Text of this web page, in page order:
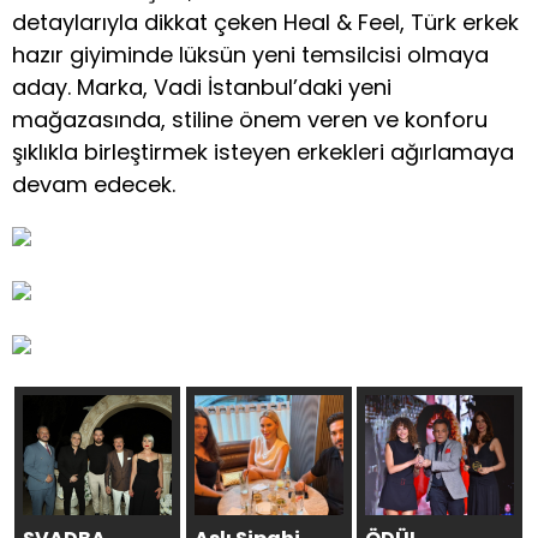
detaylarıyla dikkat çeken Heal & Feel, Türk erkek
hazır giyiminde lüksün yeni temsilcisi olmaya
aday. Marka, Vadi İstanbul’daki yeni
mağazasında, stiline önem veren ve konforu
şıklıkla birleştirmek isteyen erkekleri ağırlamaya
devam edecek.